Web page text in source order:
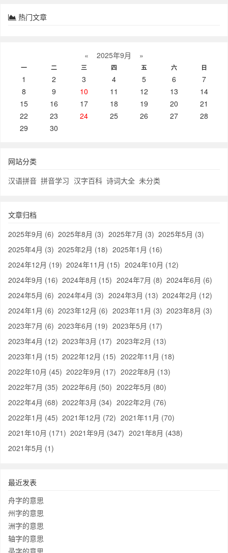
热门文章
« 2025年9月 »
一 二 三 四 五 六 日
1 2 3 4 5 6
7
8
9 10 11 12 13
14
15
16 17 18 19 20
21
22
23 24 25 26 27
28
29
30
网站分类
汉语拼音 拼音学习 汉字百科 诗词大全 未分类
文章归档
2025年9月 (6) 2025年8月 (3) 2025年7月 (3) 2025年5月 (3)
2025年4月 (3) 2025年2月 (18) 2025年1月 (16)
2024年12月 (19) 2024年11月 (15) 2024年10月 (12)
2024年9月 (16) 2024年8月 (15) 2024年7月 (8) 2024年6月 (6)
2024年5月 (6) 2024年4月 (3) 2024年3月 (13) 2024年2月 (12)
2024年1月 (6) 2023年12月 (6) 2023年11月 (3) 2023年8月 (3)
2023年7月 (6) 2023年6月 (19) 2023年5月 (17)
2023年4月 (12) 2023年3月 (17) 2023年2月 (13)
2023年1月 (15) 2022年12月 (15) 2022年11月 (18)
2022年10月 (45) 2022年9月 (17) 2022年8月 (13)
2022年7月 (35) 2022年6月 (50) 2022年5月 (80)
2022年4月 (68) 2022年3月 (34) 2022年2月 (76)
2022年1月 (45) 2021年12月 (72) 2021年11月 (70)
2021年10月 (171) 2021年9月 (347) 2021年8月 (438)
2021年5月 (1)
最近发表
舟字的意思
州字的意思
洲字的意思
轴字的意思
帚字的意思